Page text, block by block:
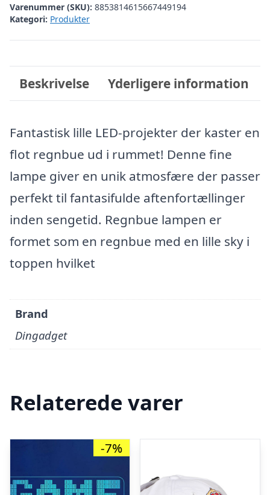
Varenummer (SKU): 8853814615667449194
Kategori: Produkter
Beskrivelse Yderligere information
Fantastisk lille LED-projekter der kaster en
flot regnbue ud i rummet! Denne fine
lampe giver en unik atmosfære der passer
perfekt til fantasifulde aftenfortællinger
inden sengetid. Regnbue lampen er
formet som en regnbue med en lille sky i
toppen hvilket
Brand
Dingadget
Relaterede varer
-7%